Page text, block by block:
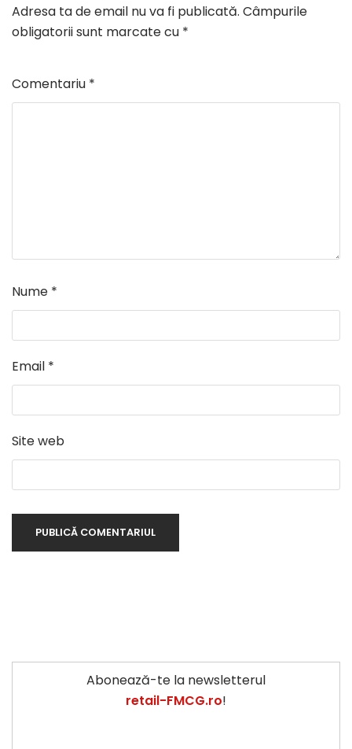
Adresa ta de email nu va fi publicată. Câmpurile
obligatorii sunt marcate cu *
Comentariu *
Nume *
Email *
Site web
Abonează-te la newsletterul
retail-FMCG.ro!